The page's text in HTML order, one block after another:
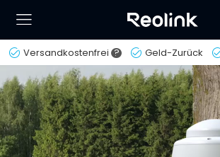
Versandkostenfrei ? Geld-Zurück